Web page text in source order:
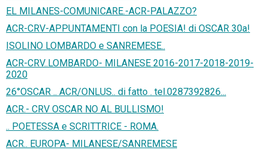
EL MILANES-COMUNICARE.-ACR-PALAZZO?
ACR-CRV-APPUNTAMENTI con la POESIA! di OSCAR 30a!
ISOLINO LOMBARDO e SANREMESE..
ACR-CRV..LOMBARDO- MILANESE 2016-2017-2018-2019-
2020
26°OSCAR .. ACR/ONLUS.. di fatto . tel.0287392826...
ACR.- CRV OSCAR NO AL BULLISMO!
.. POETESSA e SCRITTRICE - ROMA.
ACR.. EUROPA- MILANESE/SANREMESE